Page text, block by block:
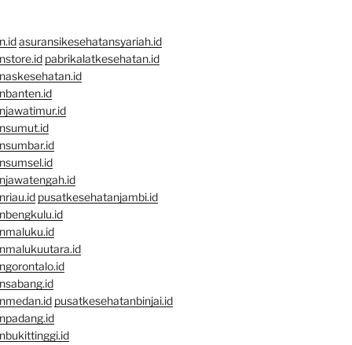
asuransikesehatansyariah.id
pabrikalatkesehatan.id
pusatkesehatanjambi.id
pusatkesehatanbinjai.id